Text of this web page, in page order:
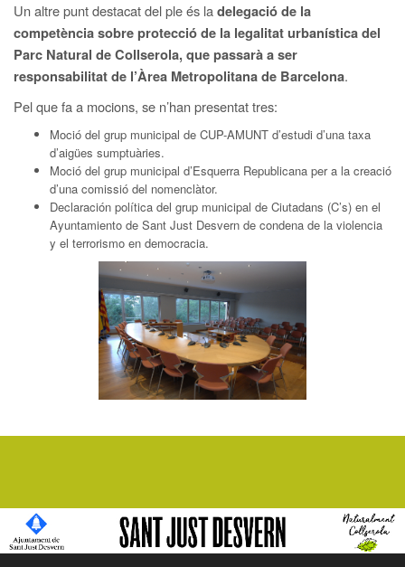
Un altre punt destacat del ple és ladelegació de la
competència sobre protecció de la legalitat urbanística del
Parc Natural de Collserola, que passarà a ser
responsabilitat de l’Àrea Metropolitana de Barcelona.
Pel que fa a mocions, se n’han presentat tres:
Moció del grup municipal de CUP-AMUNT d’estudi d’una taxa
d’aigües sumptuàries.
Moció del grup municipal d’Esquerra Republicana per a la creació
d’una comissió del nomenclàtor.
Declaración política del grup municipal de Ciutadans (C’s) en el
Ayuntamiento de Sant Just Desvern de condena de la violencia
y el terrorismo en democracia.